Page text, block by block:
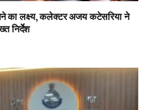
का लक्ष्य, कलेक्टर अजय कटेसरिया ने
निर्देश